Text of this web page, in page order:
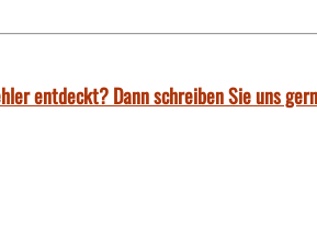
entdeckt? Dann schreiben Sie uns